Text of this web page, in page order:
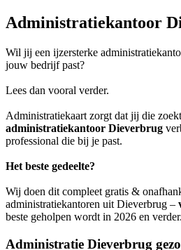
Administratiekantoor
Wil jij een ijzersterke
jouw bedrijf past?
Lees dan vooral verder.
Administratiekaart zorgt dat jij die
administratiekantoor Dieverbrug
professional die bij je past.
Het beste gedeelte?
Wij doen dit compleet gratis &
administratiekantoren uit Dieverbrug –
beste geholpen wordt in 2026 en verder.
Administratie Dieverbrug